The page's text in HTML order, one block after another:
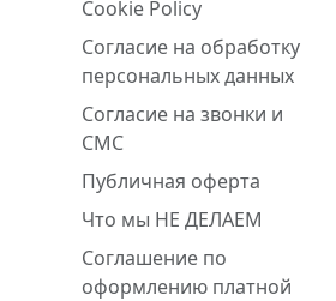
Cookie Policy
Согласие на обработку
персональных данных
Согласие на звонки и
СМС
Публичная оферта
Что мы НЕ ДЕЛАЕМ
Соглашение по
оформлению платной